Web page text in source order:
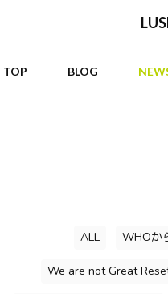
TOP BLOG
ALL WHOか
We are not Great